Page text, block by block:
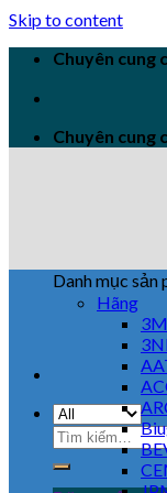
Skip to content
Chuyên cung
Chuyên cung
Danh mục sản
Hãng
3M